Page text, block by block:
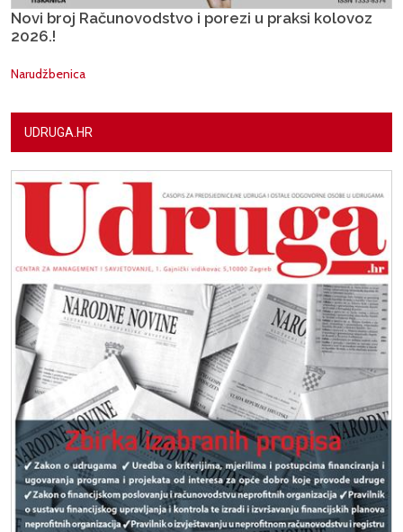
Novi broj Računovodstvo i porezi u praksi kolovoz
2026.!
Narudžbenica
UDRUGA.HR